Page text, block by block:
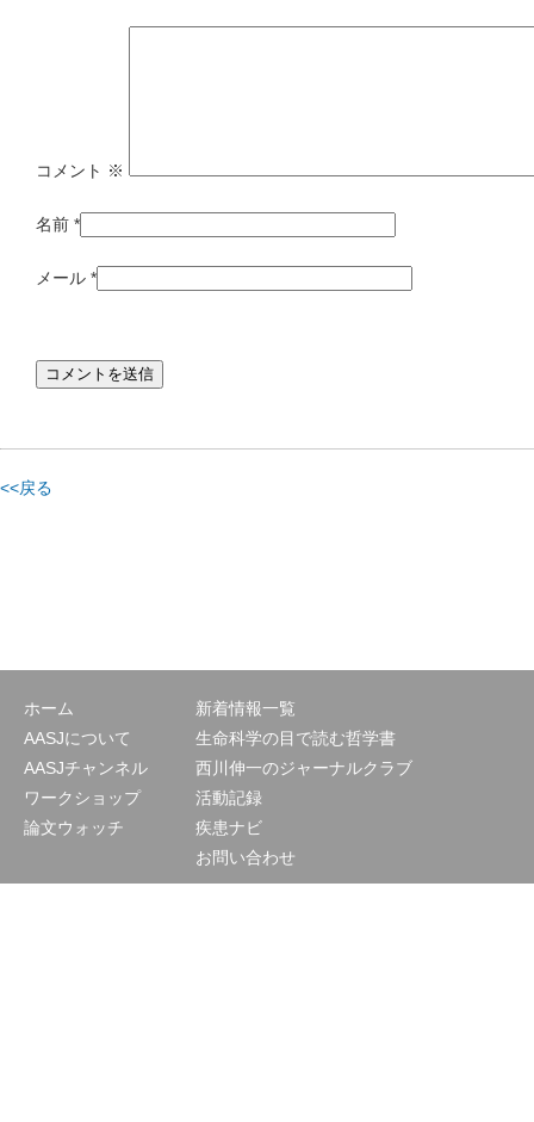
コメント ※
名前 *
メール *
<<戻る
ホーム
AASJについて
AASJチャンネル
ワークショップ
論文ウォッチ
新着情報一覧
生命科学の目で読む哲学書
西川伸一のジャーナルクラブ
活動記録
疾患ナビ
お問い合わせ